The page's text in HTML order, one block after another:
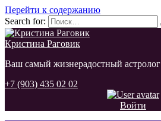
Перейти к содержанию
Search for:
Кристина Раговик
Ваш самый жизнерадостный астролог
+7 (903) 435 02 02
Войти